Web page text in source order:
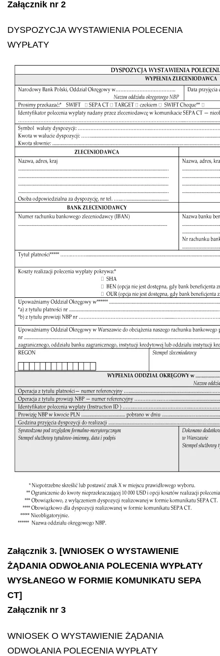
Załącznik nr 2
DYSPOZYCJA WYSTAWIENIA POLECENIA
WYPŁATY
Załącznik 3. [WNIOSEK O WYSTAWIENIE
ŻĄDANIA ODWOŁANIA POLECENIA WYPŁATY
WYSŁANEGO W FORMIE KOMUNIKATU SEPA
CT]
Załącznik nr 3
WNIOSEK O WYSTAWIENIE ŻĄDANIA
ODWOŁANIA POLECENIA WYPŁATY